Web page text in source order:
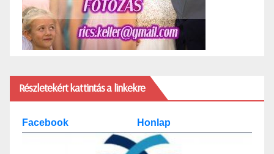
Részletekért kattintás a linkekre
Facebook Honlap